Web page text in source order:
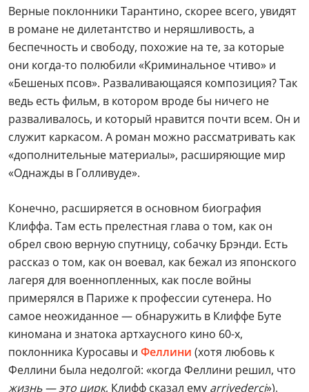
Верные поклонники Тарантино, скорее всего, увидят
в романе не дилетантство и неряшливость, а
беспечность и свободу, похожие на те, за которые
они когда-то полюбили «Криминальное чтиво» и
«Бешеных псов». Разваливающаяся композиция? Так
ведь есть фильм, в котором вроде бы ничего не
разваливалось, и который нравится почти всем. Он и
служит каркасом. А роман можно рассматривать как
«дополнительные материалы», расширяющие мир
«Однажды в Голливуде».
Конечно, расширяется в основном биография
Клиффа. Там есть прелестная глава о том, как он
обрел свою верную спутницу, собачку Брэнди. Есть
рассказ о том, как он воевал, как бежал из японского
лагеря для военнопленных, как после войны
примерялся в Париже к профессии сутенера. Но
самое неожиданное — обнаружить в Клиффе Буте
киномана и знатока артхаусного кино 60-х,
поклонника Куросавы и Феллини (хотя любовь к
Феллини была недолгой: «когда Феллини решил, что
жизнь — это цирк, Клифф сказал ему arrivederci»).